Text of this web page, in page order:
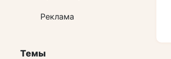
Реклама
Темы